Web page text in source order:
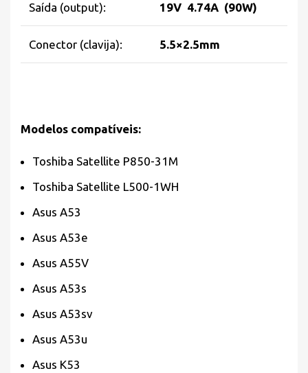
Saída (output): 19V 4.74A (90W)
Conector (clavija): 5.5×2.5mm
Modelos compatíveis:
Toshiba Satellite P850-31M
Toshiba Satellite L500-1WH
Asus A53
Asus A53e
Asus A55V
Asus A53s
Asus A53sv
Asus A53u
Asus K53